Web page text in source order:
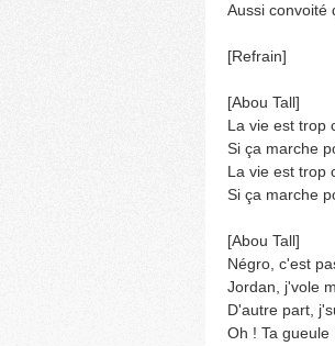
Aussi convoité
[Refrain]
[Abou Tall]
La vie est trop
Si ça marche
La vie est trop
Si ça marche
[Abou Tall]
Négro, c'est
Jordan, j'vole
D'autre part,
Oh ! Ta